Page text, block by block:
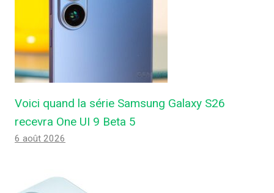
Voici quand la série Samsung Galaxy S26
recevra One UI 9 Beta 5
6 août 2026